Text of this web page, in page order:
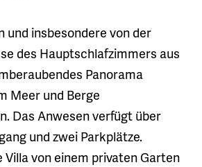
und insbesondere von der
des Hauptschlafzimmers aus
Panorama
Meer und Berge
Das Anwesen verfügt über
und zwei Parkplätze.
Villa von einem privaten Garten